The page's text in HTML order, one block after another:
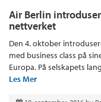
Air Berlin
nettverket
Den 4. oktober
med business class på
Europa. På selskapets
Les Mer